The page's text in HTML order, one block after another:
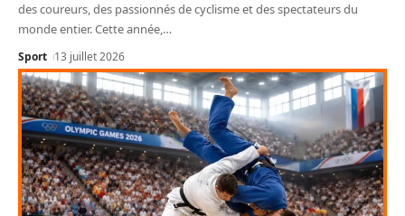
des coureurs, des passionnés de cyclisme et des spectateurs du
monde entier. Cette année,…
Sport 13 juillet 2026